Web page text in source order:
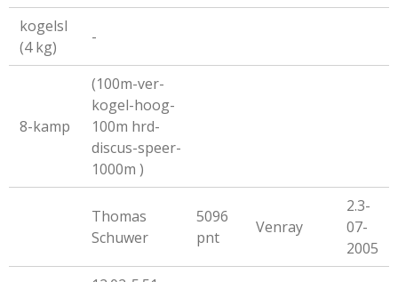
kogelsl
(4 kg)
-
8-kamp
(100m-ver-
kogel-hoog-
100m hrd-
discus-speer-
1000m )
Thomas
Schuwer
5096
pnt
Venray
2.3-
07-
2005